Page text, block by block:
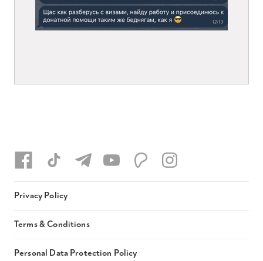
Privacy Policy
Terms & Conditions
Personal Data Protection Policy